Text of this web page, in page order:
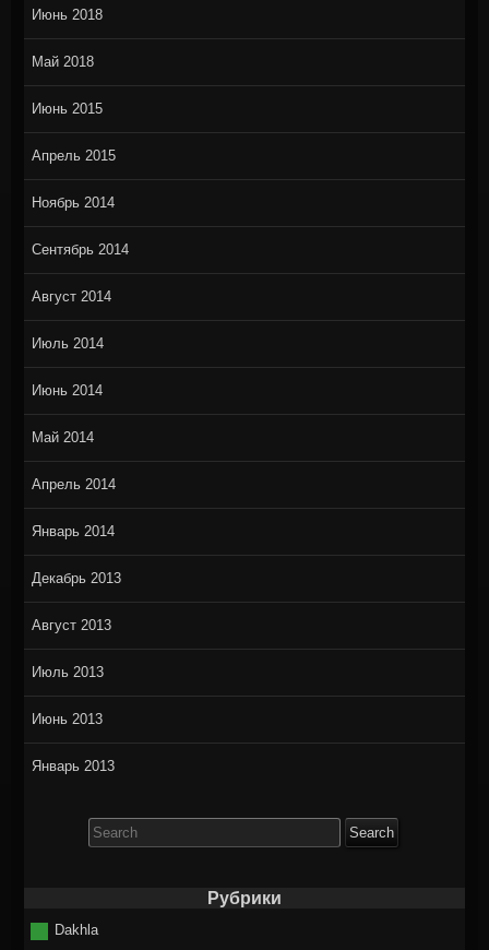
Июнь 2018
Май 2018
Июнь 2015
Апрель 2015
Ноябрь 2014
Сентябрь 2014
Август 2014
Июль 2014
Июнь 2014
Май 2014
Апрель 2014
Январь 2014
Декабрь 2013
Август 2013
Июль 2013
Июнь 2013
Январь 2013
for:
Рубрики
Dakhla